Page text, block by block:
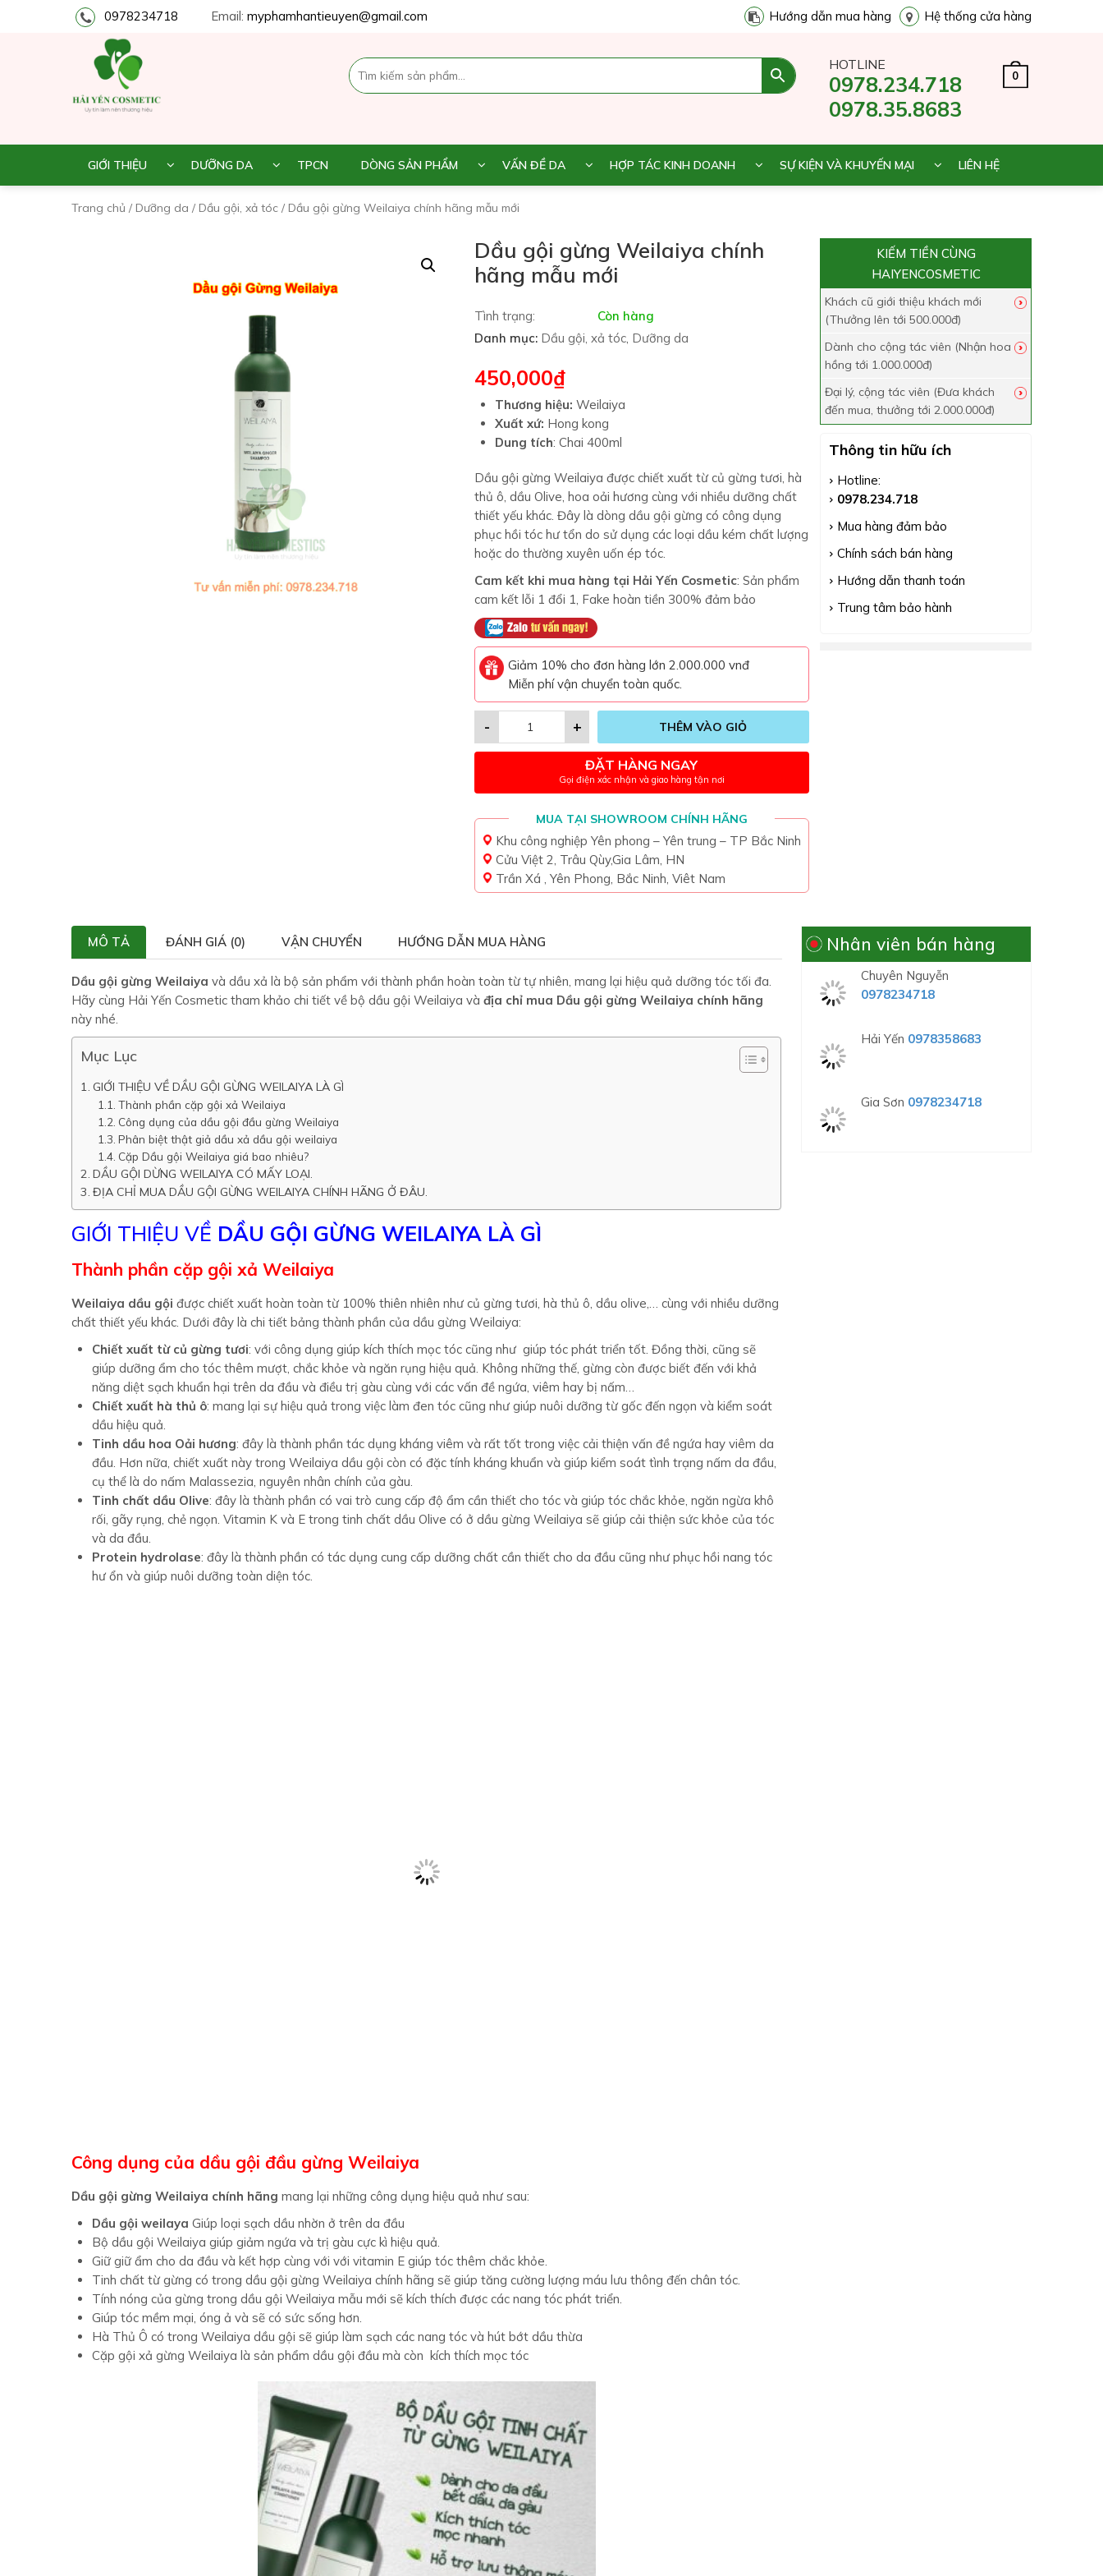
0978234718 Email: myphamhantieuyen@gmail.com Hướng dẫn mua hàng Hệ thống cửa hàng
HOTLINE
0978.234.718
0978.35.8683
0
GIỚI THIỆU DƯỠNG DA TPCN DÒNG SẢN PHẨM VẤN ĐỀ DA HỢP TÁC KINH DOANH SỰ KIỆN VÀ KHUYẾN MẠI LIÊN HỆ
Trang chủ / Dưỡng da / Dầu gội, xả tóc / Dầu gội gừng Weilaiya chính hãng mẫu mới
Dầu gội gừng Weilaiya chính
hãng mẫu mới
Tình trạng:
Còn hàng
Danh mục: Dầu gội, xả tóc, Dưỡng da
450,000₫
Thương hiệu: Weilaiya
Xuất xứ: Hong kong
Dung tích: Chai 400ml
Dầu gội gừng Weilaiya được chiết xuất từ củ gừng tươi, hà
thủ ô, dầu Olive, hoa oải hương cùng với nhiều dưỡng chất
thiết yếu khác. Đây là dòng dầu gội gừng có công dụng
phục hồi tóc hư tổn do sử dụng các loại dầu kém chất lượng
hoặc do thường xuyên uốn ép tóc.
Cam kết khi mua hàng tại Hải Yến Cosmetic: Sản phẩm
cam kết lỗi 1 đổi 1, Fake hoàn tiền 300% đảm bảo
Giảm 10% cho đơn hàng lớn 2.000.000 vnđ
Miễn phí vận chuyển toàn quốc.
+
- THÊM VÀO GIỎ
ĐẶT HÀNG NGAY
Gọi điện xác nhận và giao hàng tận nơi
MUA TẠI SHOWROOM CHÍNH HÃNG
Khu công nghiệp Yên phong – Yên trung – TP Bắc Ninh
Cửu Việt 2, Trâu Qùy,Gia Lâm, HN
Trần Xá , Yên Phong, Bắc Ninh, Viêt Nam
KIẾM TIỀN CÙNG
HAIYENCOSMETIC
Khách cũ giới thiệu khách mới
(Thưởng lên tới 500.000đ)
Dành cho cộng tác viên (Nhận hoa
hồng tới 1.000.000đ)
Đại lý, cộng tác viên (Đưa khách
đến mua, thưởng tới 2.000.000đ)
Thông tin hữu ích
Hotline:
0978.234.718
Mua hàng đảm bảo
Chính sách bán hàng
Hướng dẫn thanh toán
Trung tâm bảo hành
MÔ TẢ ĐÁNH GIÁ (0) VẬN CHUYỂN HƯỚNG DẪN MUA HÀNG
Dầu gội gừng Weilaiya và dầu xả là bộ sản phẩm với thành phần hoàn toàn từ tự nhiên, mang lại hiệu quả dưỡng tóc tối đa.
Hãy cùng Hải Yến Cosmetic tham khảo chi tiết về bộ dầu gội Weilaiya và địa chỉ mua Dầu gội gừng Weilaiya chính hãng
này nhé.
Mục Lục
GIỚI THIỆU VỀ DẦU GỘI GỪNG WEILAIYA LÀ GÌ
Thành phần cặp gội xả Weilaiya
Công dụng của dầu gội đầu gừng Weilaiya
Phân biệt thật giả dầu xả dầu gội weilaiya
Cặp Dầu gội Weilaiya giá bao nhiêu?
DẦU GỘI DỪNG WEILAIYA CÓ MẤY LOẠI.
ĐỊA CHỈ MUA DẦU GỘI GỪNG WEILAIYA CHÍNH HÃNG Ở ĐÂU.
GIỚI THIỆU VỀ DẦU GỘI GỪNG WEILAIYA LÀ GÌ
Thành phần cặp gội xả Weilaiya
Weilaiya dầu gội được chiết xuất hoàn toàn từ 100% thiên nhiên như củ gừng tươi, hà thủ ô, dầu olive,… cùng với nhiều dưỡng
chất thiết yếu khác. Dưới đây là chi tiết bảng thành phần của dầu gừng Weilaiya:
Chiết xuất từ củ gừng tươi: với công dụng giúp kích thích mọc tóc cũng như giúp tóc phát triển tốt. Đồng thời, cũng sẽ
giúp dưỡng ẩm cho tóc thêm mượt, chắc khỏe và ngăn rụng hiệu quả. Không những thế, gừng còn được biết đến với khả
năng diệt sạch khuẩn hại trên da đầu và điều trị gàu cùng với các vấn đề ngứa, viêm hay bị nấm…
Chiết xuất hà thủ ô: mang lại sự hiệu quả trong việc làm đen tóc cũng như giúp nuôi dưỡng từ gốc đến ngọn và kiểm soát
dầu hiệu quả.
Tinh dầu hoa Oải hương: đây là thành phần tác dụng kháng viêm và rất tốt trong việc cải thiện vấn đề ngứa hay viêm da
đầu. Hơn nữa, chiết xuất này trong Weilaiya dầu gội còn có đặc tính kháng khuẩn và giúp kiểm soát tình trạng nấm da đầu,
cụ thể là do nấm Malassezia, nguyên nhân chính của gàu.
Tinh chất dầu Olive: đây là thành phần có vai trò cung cấp độ ẩm cần thiết cho tóc và giúp tóc chắc khỏe, ngăn ngừa khô
rối, gãy rụng, chẻ ngọn. Vitamin K và E trong tinh chất dầu Olive có ở dầu gừng Weilaiya sẽ giúp cải thiện sức khỏe của tóc
và da đầu.
Protein hydrolase: đây là thành phần có tác dụng cung cấp dưỡng chất cần thiết cho da đầu cũng như phục hồi nang tóc
hư ổn và giúp nuôi dưỡng toàn diện tóc.
Bộ dầu gội Weilaiya giúp giảm ngứa và trị gàu cực kì hiệu quả.
Giữ giữ ẩm cho da đầu và kết hợp cùng với với vitamin E giúp tóc thêm chắc khỏe.
Tinh chất từ gừng có trong dầu gội gừng Weilaiya chính hãng sẽ giúp tăng cường lượng máu lưu thông đến chân tóc.
Tính nóng của gừng trong dầu gội Weilaiya mẫu mới sẽ kích thích được các nang tóc phát triển.
Giúp tóc mềm mại, óng ả và sẽ có sức sống hơn.
Hà Thủ Ô có trong Weilaiya dầu gội sẽ giúp làm sạch các nang tóc và hút bớt dầu thừa
Cặp gội xả gừng Weilaiya là sản phẩm dầu gội đầu mà còn kích thích mọc tóc
Nhân viên bán hàng
Chuyên Nguyễn0978234718
Hải Yến
0978234718